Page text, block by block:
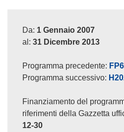
Da: 1 Gennaio 2007
al: 31 Dicembre 2013
Programma precedente: FP6
Programma successivo:
Finanziamento del
riferimenti della Gazzetta
12-30